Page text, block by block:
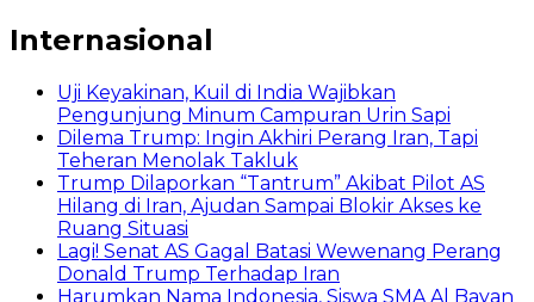
Internasional
Uji Keyakinan, Kuil di India Wajibkan
Pengunjung Minum Campuran Urin Sapi
Dilema Trump: Ingin Akhiri Perang Iran, Tapi
Teheran Menolak Takluk
Trump Dilaporkan “Tantrum” Akibat Pilot AS
Hilang di Iran, Ajudan Sampai Blokir Akses ke
Ruang Situasi
Lagi! Senat AS Gagal Batasi Wewenang Perang
Donald Trump Terhadap Iran
Harumkan Nama Indonesia, Siswa SMA Al Bayan